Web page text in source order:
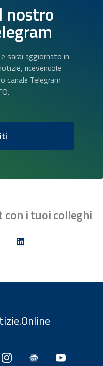
nostro
sarai aggiornato in
ricevendole
canale Telegram
con i tuoi colleghi